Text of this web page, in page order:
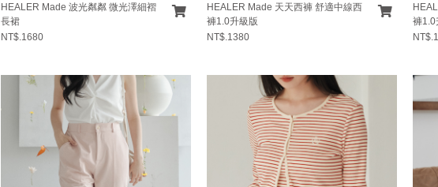
HEALER Made 波光粼粼 微光澤細褶
長裙
NT$.1680
HEALER Made 天天西褲 舒適中線西
褲1.0升級版
NT$.1380
褲1.0